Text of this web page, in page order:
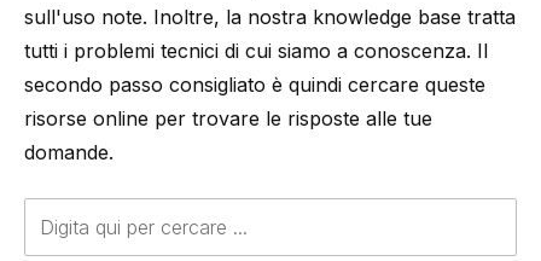
sull'uso note. Inoltre, la nostra knowledge base tratta
tutti i problemi tecnici di cui siamo a conoscenza. Il
secondo passo consigliato è quindi cercare queste
risorse online per trovare le risposte alle tue
domande.